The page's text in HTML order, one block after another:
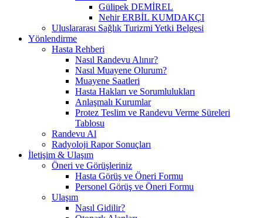
Gülipek DEMİREL
Nehir ERBİL KUMDAKÇI
Uluslararası Sağlık Turizmi Yetki Belgesi
Yönlendirme
Hasta Rehberi
Nasıl Randevu Alınır?
Nasıl Muayene Olurum?
Muayene Saatleri
Hasta Hakları ve Sorumlulukları
Anlaşmalı Kurumlar
Protez Teslim ve Randevu Verme Süreleri
Tablosu
Randevu Al
Radyoloji Rapor Sonuçları
İletişim & Ulaşım
Öneri ve Görüşleriniz
Hasta Görüş ve Öneri Formu
Personel Görüş ve Öneri Formu
Ulaşım
Nasıl Gidilir?